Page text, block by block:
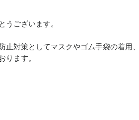
うございます。
対策としてマスクやゴム手袋の着用、
ります。